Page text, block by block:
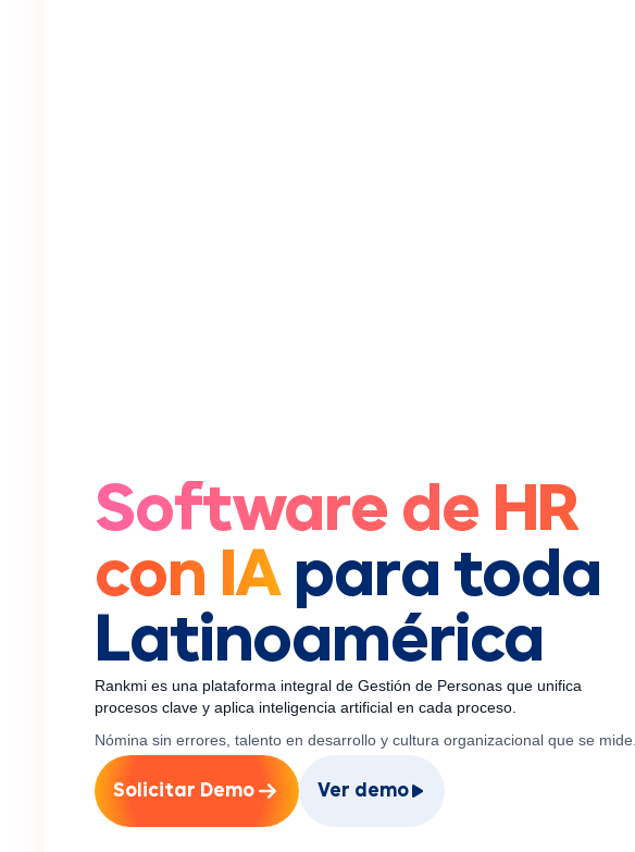
Software de HR
con IA para toda
Latinoamérica
Rankmi es una plataforma integral de Gestión de Personas que unifica
procesos clave y aplica inteligencia artificial en cada proceso.
Nómina sin errores, talento en desarrollo y cultura organizacional que se mide.
Solicitar Demo Ver demo